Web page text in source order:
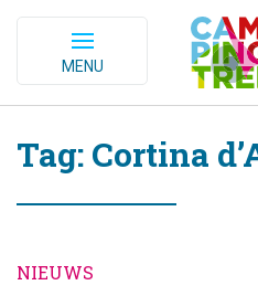
MENU
Tag: Cortina
NIEUWS